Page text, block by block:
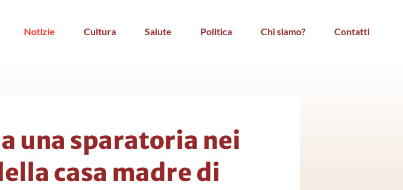
Notizie Cultura Salute Politica Chi siamo? Contatti
una sparatoria nei
casa madre di